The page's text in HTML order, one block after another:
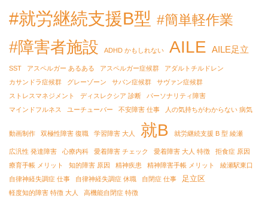
#就労継続支援B型 #簡単軽作業
#障害者施設 ADHD かもしれない AILE AILE足立
SST アスペルガー あるある アスペルガー症候群
アダルトチルドレン
カサンドラ症候群
グレーゾーン サバン症候群
サヴァン症候群
ストレスマネジメント
ディスレクシア 診断
パーソナリティ障害
マインドフルネス
ユーチューバー 不安障害 仕事 人の気持ちがわからない 病気
動画制作 双極性障害 復職 学習障害 大人 就B 就労継続支援 B 型 綾瀬
広汎性 発達障害 心療内科 愛着障害 チェック 愛着障害 大人 特徴
拒食症 原因
療育手帳 メリット
知的障害 原因 精神疾患 精神障害手帳 メリット
綾瀬駅東口
自律神経失調症 仕事
自律神経失調症 休職 自閉症 仕事 足立区
軽度知的障害 特徴 大人 高機能自閉症 特徴